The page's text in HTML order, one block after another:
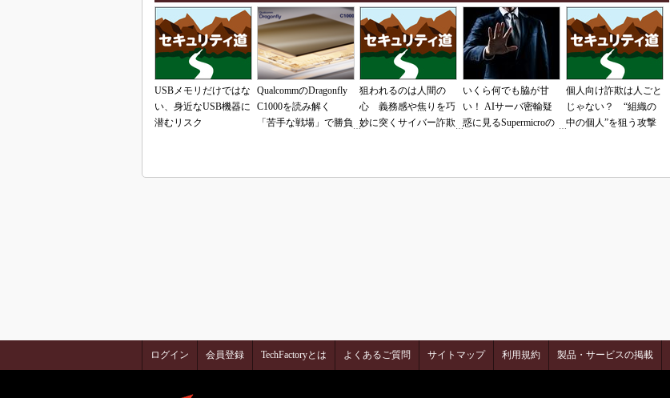
USBメモリだけではな
い、身近なUSB機器に
潜むリスク
QualcommのDragonfly
C1000を読み解く
「苦手な戦場」で勝負
狙われるのは人間の
心 義務感や焦りを巧
妙に突くサイバー詐欺
いくら何でも脇が甘
い！ AIサーバ密輸疑
惑に見るSupermicroの
個人向け詐欺は人ごと
じゃない？ “組織の
中の個人”を狙う攻撃
ログイン 会員登録 TechFactoryとは よくあるご質問 サイトマップ 利用規約 製品・サービスの掲載